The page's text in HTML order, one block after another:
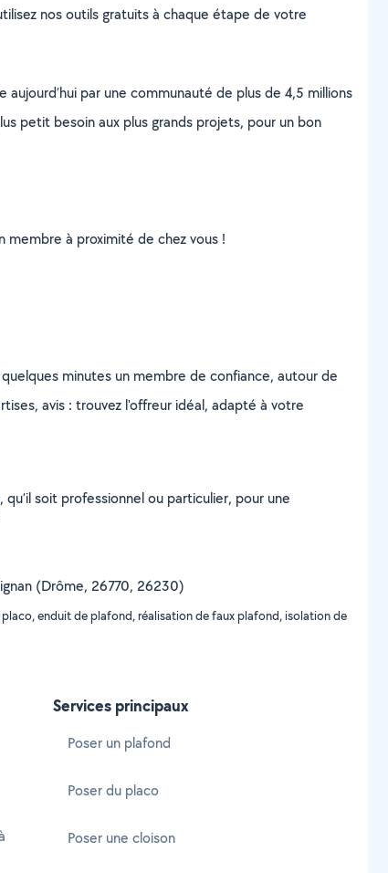
nos outils gratuits à chaque étape de votre
par une communauté de plus de 4,5 millions
petit besoin aux plus grands projets, pour un bon
membre à proximité de chez vous !
minutes un membre de confiance, autour de
avis : trouvez l'offreur idéal, adapté à votre
soit professionnel ou particulier, pour une
(Drôme, 26770, 26230)
enduit de plafond, réalisation de faux plafond, isolation de
Services principaux
Poser un plafond
Poser du placo
Poser une cloison